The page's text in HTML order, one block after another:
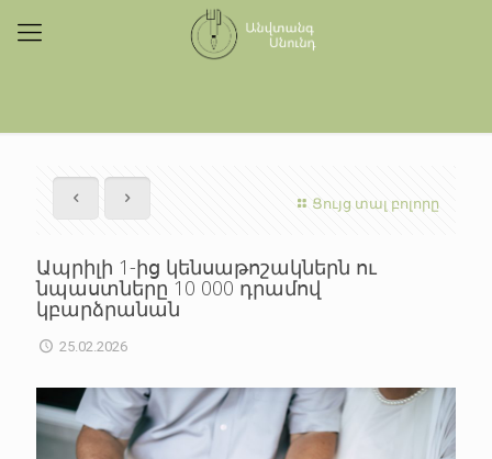
Ցույց տալ բոլորը
Ապրիլի 1-ից կենսաթոշակներն ու
նպաստները 10 000 դրամով
կբարձրանան
25.02.2026